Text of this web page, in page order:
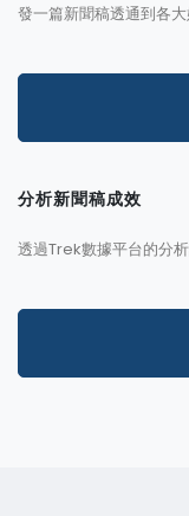
發一篇新聞稿透通到各
分析新聞稿成效
透過Trek數據平台的分